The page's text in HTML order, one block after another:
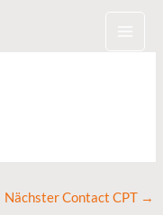
Nächster Contact CPT →